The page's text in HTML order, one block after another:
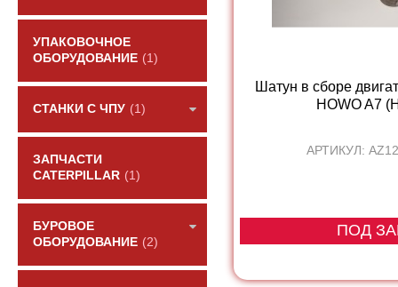
УПАКОВОЧНОЕ
ОБОРУДОВАНИЕ (1)
СТАНКИ С ЧПУ (1)
ЗАПЧАСТИ
CATERPILLAR (1)
БУРОВОЕ
ОБОРУДОВАНИЕ (2)
Шатун в сборе
HOWO A7
АРТИКУЛ:
ПОД